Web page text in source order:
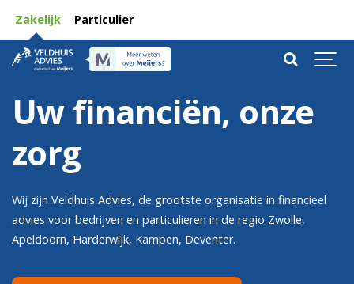
Zakelijk Particulier
Uw financiën, onze
zorg
Wij zijn Veldhuis Advies, de grootste organisatie in financieel
advies voor bedrijven en particulieren in de regio Zwolle,
Apeldoorn, Harderwijk, Kampen, Deventer.